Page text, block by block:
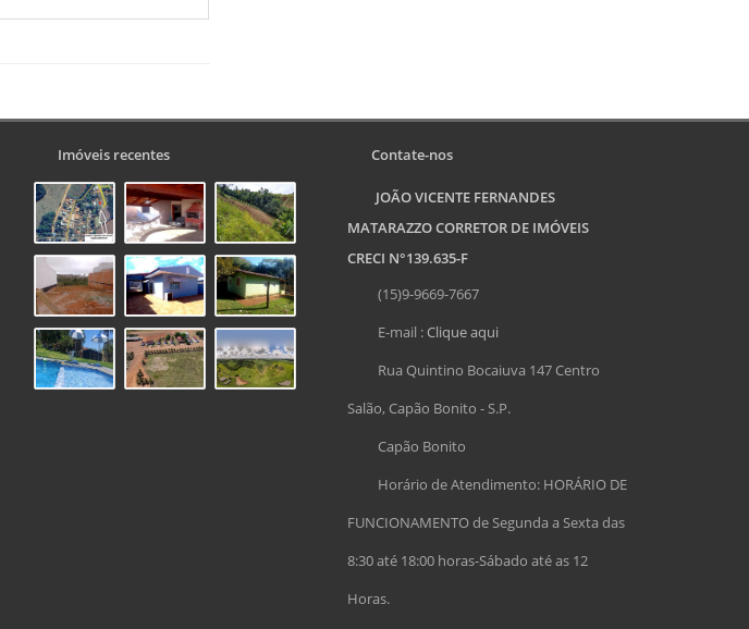
Imóveis recentes Contate-nos
JOÃO VICENTE FERNANDES
MATARAZZO CORRETOR DE IMÓVEIS
CRECI N°139.635-F
(15)9-9669-7667
E-mail :Clique aqui
Rua Quintino Bocaiuva 147 Centro
Salão, Capão Bonito - S.P.
Capão Bonito
Horário de Atendimento: HORÁRIO DE
FUNCIONAMENTO de Segunda a Sexta das
8:30 até 18:00 horas-Sábado até as 12
Horas.